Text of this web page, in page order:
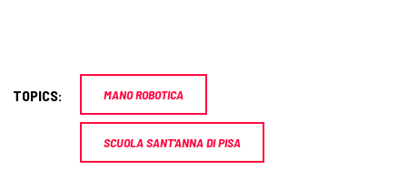
TOPICS: MANO ROBOTICA
SCUOLA SANT'ANNA DI PISA